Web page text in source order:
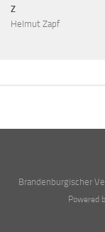
Z
Helmut Zapf
Brandenburgischer
Powered